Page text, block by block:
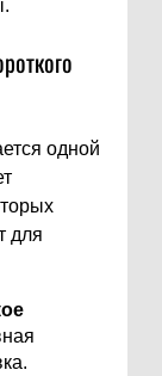
одной
для